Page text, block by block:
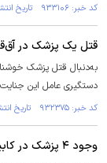
کد خبر: ۹۳۳۱۰۶ تاریخ انتشار : ۱۴۰۳/۰۶/۱۱
قتل یک پزشک در
به‌دنبال قتل پزشک
دستگیری عامل این
کد خبر: ۹۳۲۳۷۵ تاریخ انتشار : ۱۴۰۳/۰۶/۰۷
وجود ۴ پزشک در کابینه دولت پزشکیان